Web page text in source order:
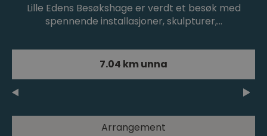
Lille Edens Besøkshage er verdt et besøk med
spennende installasjoner, skulpturer,…
7.04 km unna
Arrangement